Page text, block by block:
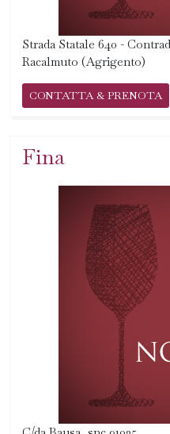
Strada Statale 640 -
Racalmuto (Agrigento)
CONTATTA & PRENOTA
Fina